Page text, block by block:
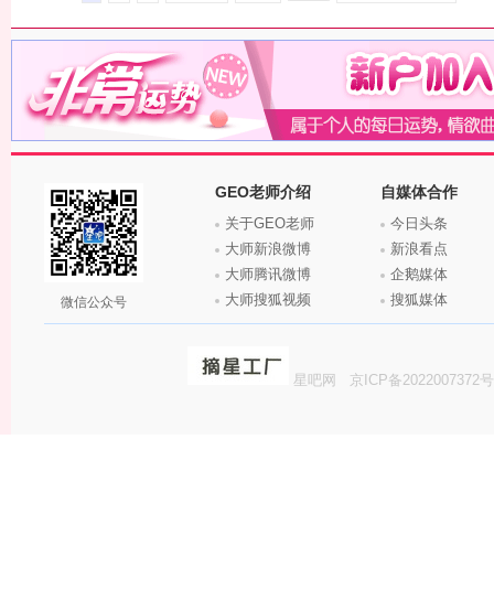
微信公众号
GEO老师介绍
关于GEO老师
大师新浪微博
大师腾讯微博
大师搜狐视频
自媒体合作
今日头条
新浪看点
企鹅媒体
搜狐媒体
星吧网 京ICP备2022007372